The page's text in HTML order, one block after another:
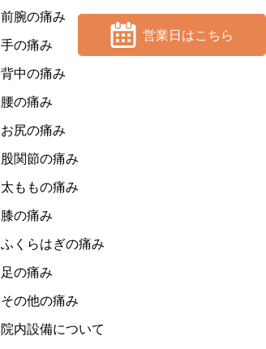
前腕の痛み
手の痛み
背中の痛み
腰の痛み
お尻の痛み
股関節の痛み
太ももの痛み
膝の痛み
ふくらはぎの痛み
足の痛み
その他の痛み
院内設備について
営業日はこちら